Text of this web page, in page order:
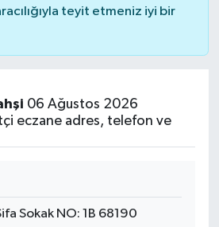
teyit etmeniz iyi bir
06 Ağustos 2026
eczane adres, telefon ve
Sokak NO: 1B 68190